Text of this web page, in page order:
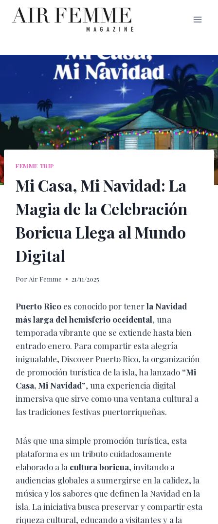
Saltar
FEMME TRIP
Mi Casa, Mi Navidad: La
Magia de la Celebración
Boricua Llega al Mundo
Digital
Por Air Femme 21/11/2025
Puerto Rico es conocido por tenerla Navidad
más larga del hemisferio occidental, una
temporada vibrante que se extiende hasta bien
entrado enero. Para compartir esta alegría
inigualable, Discover Puerto Rico, la organización
de promoción turística de la isla, ha lanzado “Mi
Casa, Mi Navidad”, una experiencia digital
inmersiva que sirve como una ventana cultural a
las tradiciones festivas puertorriqueñas.
Más que una simple promoción turística, esta
plataforma es un tributo cuidadosamente
elaborado a la cultura boricua, invitando a
audiencias globales a sumergirse en la calidez, la
música y los sabores que definen la Navidad en la
isla. La iniciativa busca preservar y compartir esta
riqueza cultural, educando a visitantes y a la